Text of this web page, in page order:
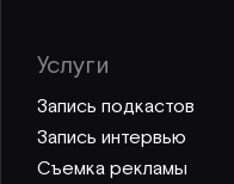
Услуги
Запись подкастов
Запись интервью
Съемка рекламы